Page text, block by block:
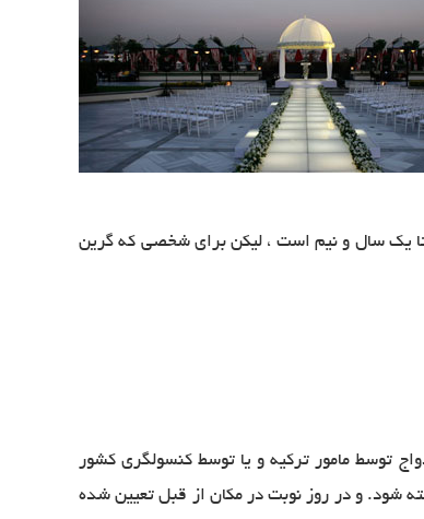
یک سال و نیم است ، لیکن برای شخصی که گرین
توسط مامور ترکیه و یا توسط کنسولگری کشور
شود. و در روز نوبت در مکان از قبل تعیین شده